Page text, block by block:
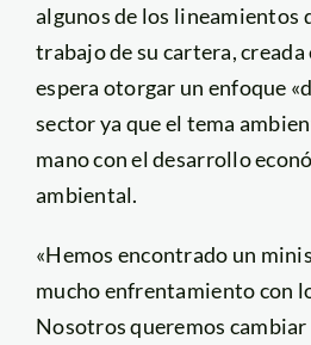
algunos de los lineamientos
trabajo de su cartera,
espera otorgar un enfoque
sector ya que el tema
mano con el desarrollo
ambiental.
«Hemos encontrado un
mucho enfrentamiento con
Nosotros queremos cambiar